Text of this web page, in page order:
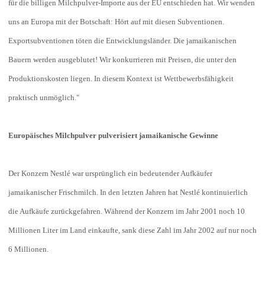
für die billigen Milchpulver-Importe aus der EU entschieden hat. Wir wenden
uns an Europa mit der Botschaft: Hört auf mit diesen Subventionen.
Exportsubventionen töten die Entwicklungsländer. Die jamaikanischen
Bauern werden ausgeblutet! Wir konkurrieren mit Preisen, die unter den
Produktionskosten liegen. In diesem Kontext ist Wettbewerbsfähigkeit
praktisch unmöglich."
Europäisches Milchpulver pulverisiert jamaikanische Gewinne
Der Konzern Nestlé war ursprünglich ein bedeutender Aufkäufer
jamaikanischer Frischmilch. In den letzten Jahren hat Nestlé kontinuierlich
die Aufkäufe zurückgefahren. Während der Konzern im Jahr 2001 noch 10
Millionen Liter im Land einkaufte, sank diese Zahl im Jahr 2002 auf nur noch
6 Millionen.